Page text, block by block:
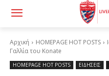
Αρχική HOMEPAGE HOT POSTS
Γαλλία του Konate
HOMEPAGE HOT POSTS ΕΙΔΗΣΕΙΣ